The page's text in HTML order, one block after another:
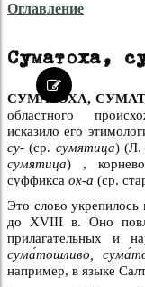
Оглавление
Суматоха,
СУМАТОХА,
областного
исказило его
су- (ср. сумятица) (Л.
сумятица) ,
суффикса ох-а (ср.
Это слово укрепилось
до XVIII в. Оно
прилагательных и
сума́тошливо,
например, в языке